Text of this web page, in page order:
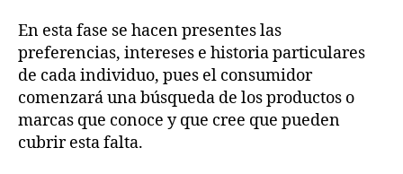
En esta fase se hacen presentes las
preferencias, intereses e historia particulares
de cada individuo, pues el consumidor
comenzará una búsqueda de los productos o
marcas que conoce y que cree que pueden
cubrir esta falta.